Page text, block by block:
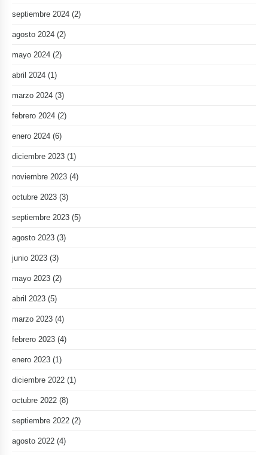
septiembre 2024 (2)
agosto 2024 (2)
mayo 2024 (2)
abril 2024 (1)
marzo 2024 (3)
febrero 2024 (2)
enero 2024 (6)
diciembre 2023 (1)
noviembre 2023 (4)
octubre 2023 (3)
septiembre 2023 (5)
agosto 2023 (3)
junio 2023 (3)
mayo 2023 (2)
abril 2023 (5)
marzo 2023 (4)
febrero 2023 (4)
enero 2023 (1)
diciembre 2022 (1)
octubre 2022 (8)
septiembre 2022 (2)
agosto 2022 (4)